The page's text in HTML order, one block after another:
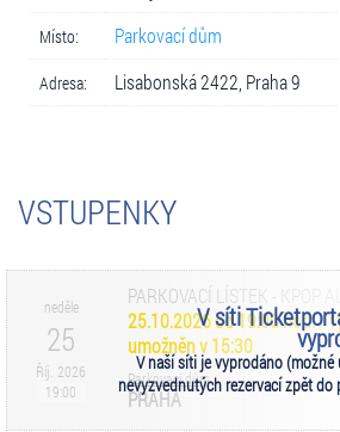
Místo: Parkovací dům
Adresa: Lisabonská 2422, Praha 9
VSTUPENKY
neděle
25
Říj. 2026
19:00
V síti
V naší síti je vyprodáno
nevyzvednutých rezervací zpět do
PARKOVACÍ LÍSTEK - KPOP
25.10.2026 od 19:00 hod. /
umožněn v 15:30
Parkovací dům
PRAHA